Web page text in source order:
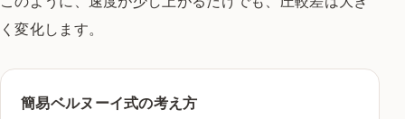
く変化します。
簡易ベルヌーイ式の考え方